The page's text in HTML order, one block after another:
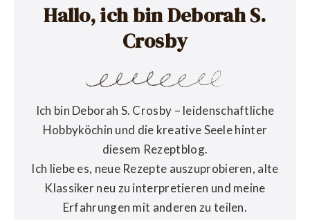
Hallo, ich bin Deborah S.
Crosby
Ich bin Deborah S. Crosby – leidenschaftliche
Hobbyköchin und die kreative Seele hinter
diesem Rezeptblog.
Ich liebe es, neue Rezepte auszuprobieren, alte
Klassiker neu zu interpretieren und meine
Erfahrungen mit anderen zu teilen.